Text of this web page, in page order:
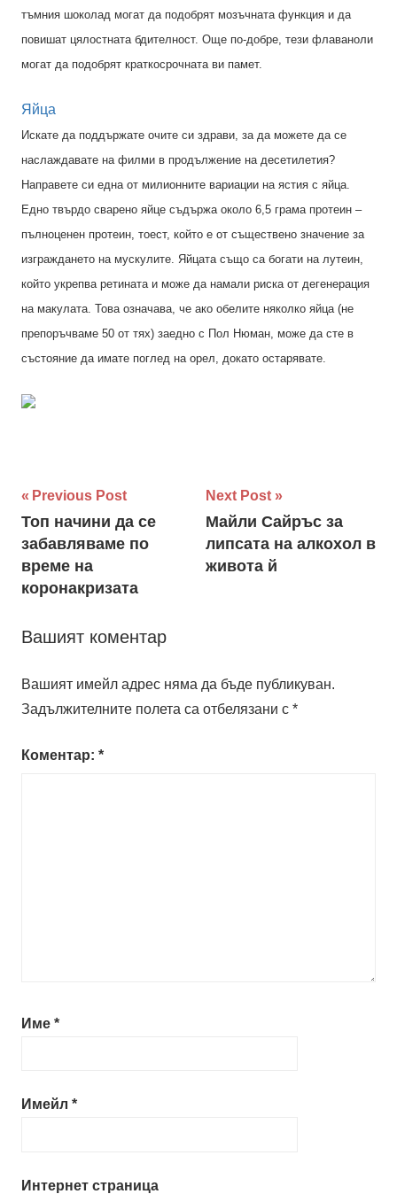
тъмния шоколад могат да подобрят мозъчната функция и да
повишат цялостната бдителност. Още по-добре, тези флаваноли
могат да подобрят краткосрочната ви памет.
Яйца
Искате да поддържате очите си здрави, за да можете да се
наслаждавате на филми в продължение на десетилетия?
Направете си една от милионните вариации на ястия с яйца.
Едно твърдо сварено яйце съдържа около 6,5 грама протеин –
пълноценен протеин, тоест, който е от съществено значение за
изграждането на мускулите. Яйцата също са богати на лутеин,
който укрепва ретината и може да намали риска от дегенерация
на макулата. Това означава, че ако обелите няколко яйца (не
препоръчваме 50 от тях) заедно с Пол Нюман, може да сте в
състояние да имате поглед на орел, докато остарявате.
Навигация
Previous Post
Топ начини да се
забавляваме по
време на
коронакризата
Next Post
Майли Сайръс за
липсата на алкохол в
живота й
Вашият коментар
Вашият имейл адрес няма да бъде публикуван.
Задължителните полета са отбелязани с *
Коментар: *
Име *
Имейл *
Интернет страница